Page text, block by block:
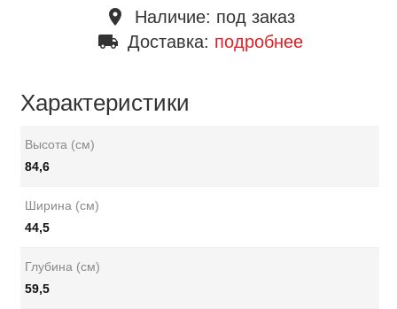
place Наличие: под заказ
local_shipping Доставка: подробнее
Характеристики
Высота (см)
84,6
Ширина (см)
44,5
Глубина (см)
59,5